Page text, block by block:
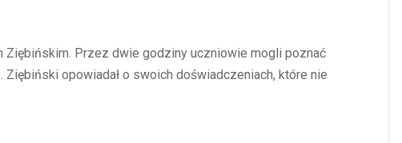
Ziębińskim. Przez dwie godziny uczniowie mogli poznać
opowiadał o swoich doświadczeniach, które nie